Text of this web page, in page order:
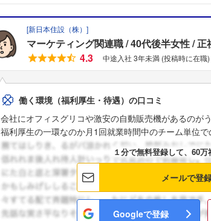
[新日本住設（株） ]
マーケティング関連職 40代後半女性 正
4.3
中途入社 3年未満 (投稿時に在職)
働く環境（福利厚生・待遇）の口コミ
会社にオフィスグリコや激安の自動販売機があるのがう
福利厚生の一環なのか月1回就業時間中のチーム単位で
１分で無料登録して、60
メールで登
Googleで登録